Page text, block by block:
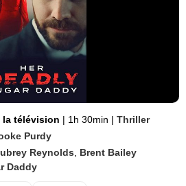
la télévision | 1h 30min | Thriller
Purdy
Reynolds
Brent Bailey
Daddy